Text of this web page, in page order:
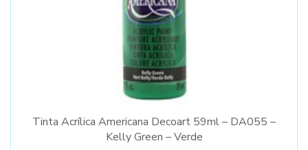
Tinta Acrílica Americana Decoart 59ml – DA055 –
Kelly Green – Verde